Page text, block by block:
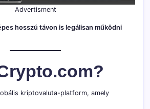
Advertisment
hosszú távon is legálisan működni
kriptovaluta-platform, amely